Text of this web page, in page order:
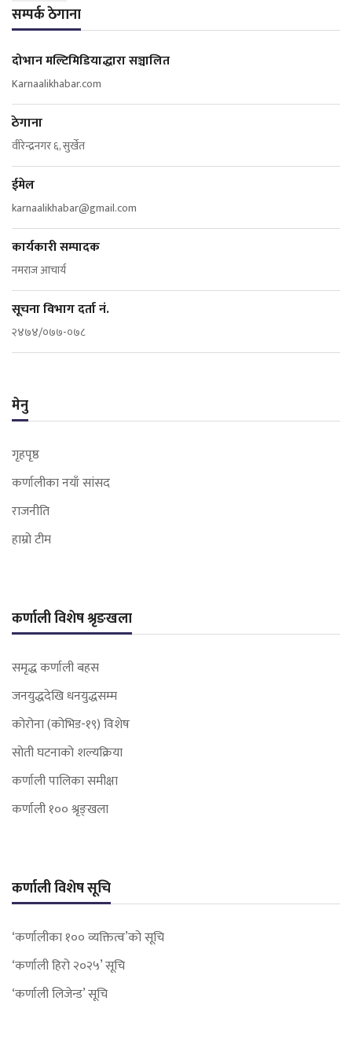
सम्पर्क ठेगाना
दोभान मल्टिमिडियाद्धारा सञ्चालित
Karnaalikhabar.com
ठेगाना
वीरेन्द्रनगर ६, सुर्खेत
ईमेल
karnaalikhabar@gmail.com
कार्यकारी सम्पादक
नमराज आचार्य
सूचना विभाग दर्ता नं.
२४७४/०७७-०७८
मेनु
गृहपृष्ठ
कर्णालीका नयाँ सांसद
राजनीति
हाम्रो टीम
कर्णाली विशेष श्रृङखला
समृद्ध कर्णाली बहस
जनयुद्धदेखि धनयुद्धसम्म
कोरोना (कोभिड-१९) विशेष
सोती घटनाको शल्यक्रिया
कर्णाली पालिका समीक्षा
कर्णाली १०० श्रृङ्खला
कर्णाली विशेष सूचि
‘कर्णालीका १०० व्यक्तित्व’को सूचि
‘कर्णाली हिरो २०२५’ सूचि
‘कर्णाली लिजेन्ड’ सूचि